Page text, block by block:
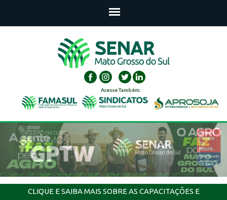
Acesse Também:
CLIQUE E SAIBA MAIS SOBRE AS CAPACITAÇÕES E